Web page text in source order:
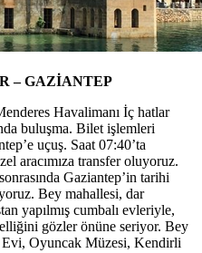
– GAZİANTEP
Havalimanı İç hatlar
buluşma. Bilet işlemleri
uçuş. Saat 07:40’ta
aracımıza transfer oluyoruz.
Gaziantep’in tarihi
Bey mahallesi, dar
yapılmış cumbalı evleriyle,
gözler önüne seriyor. Bey
Evi, Oyuncak Müzesi, Kendirli